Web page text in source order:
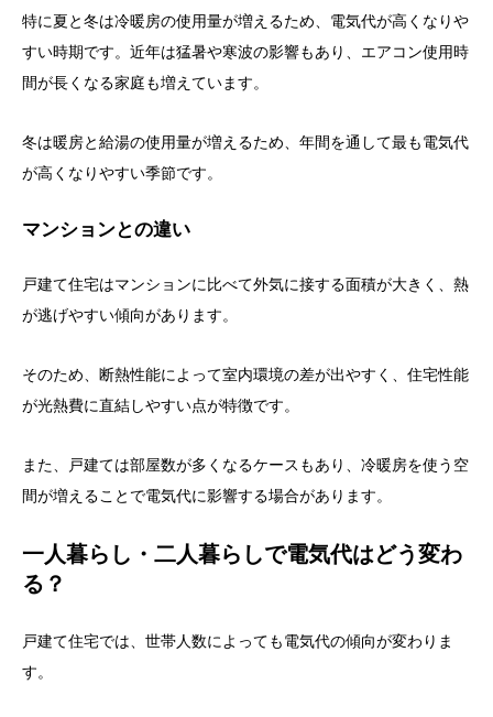
特に夏と冬は冷暖房の使用量が増えるため、電気代が高くなりや
すい時期です。近年は猛暑や寒波の影響もあり、エアコン使用時
間が長くなる家庭も増えています。
冬は暖房と給湯の使用量が増えるため、年間を通して最も電気代
が高くなりやすい季節です。
マンションとの違い
戸建て住宅はマンションに比べて外気に接する面積が大きく、熱
が逃げやすい傾向があります。
そのため、断熱性能によって室内環境の差が出やすく、住宅性能
が光熱費に直結しやすい点が特徴です。
また、戸建ては部屋数が多くなるケースもあり、冷暖房を使う空
間が増えることで電気代に影響する場合があります。
一人暮らし・二人暮らしで電気代はどう変わ
る？
戸建て住宅では、世帯人数によっても電気代の傾向が変わりま
す。